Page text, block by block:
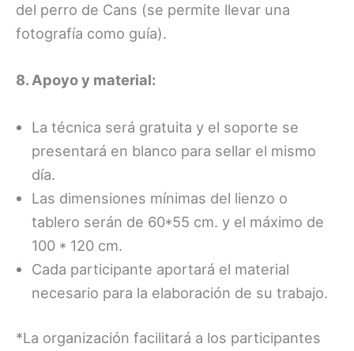
del perro de Cans (se permite llevar una
fotografía como guía).
8. Apoyo y material:
La técnica será gratuita y el soporte se
presentará en blanco para sellar el mismo
día.
Las dimensiones mínimas del lienzo o
tablero serán de 60*55 cm. y el máximo de
100 * 120 cm.
Cada participante aportará el material
necesario para la elaboración de su trabajo.
*La organización facilitará a los participantes